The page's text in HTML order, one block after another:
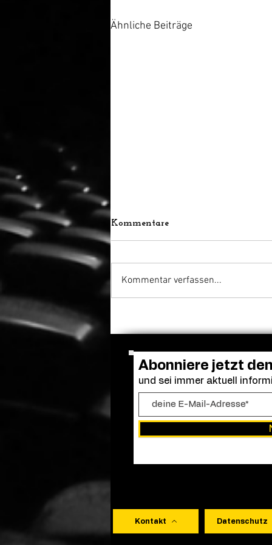
Ähnliche Beiträge
in a Cornfield 2“ erhält
Kommentare
Kommentar verfassen...
Abonniere jetzt
und sei immer aktuell
Kontakt Datenschutz